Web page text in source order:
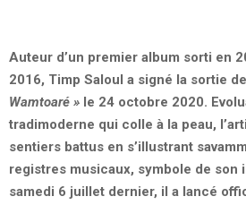
Auteur d’un premier album sorti en
2016, Timp Saloul a signé la sortie
Wamtoaré » le 24 octobre 2020.
tradimoderne qui colle à la peau,
sentiers battus en s’illustrant
registres musicaux, symbole de son
samedi 6 juillet dernier, il a lancé